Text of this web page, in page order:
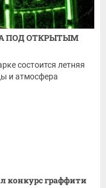
ПОД ОТКРЫТЫМ
состоится летняя
и атмосфера
конкурс граффити